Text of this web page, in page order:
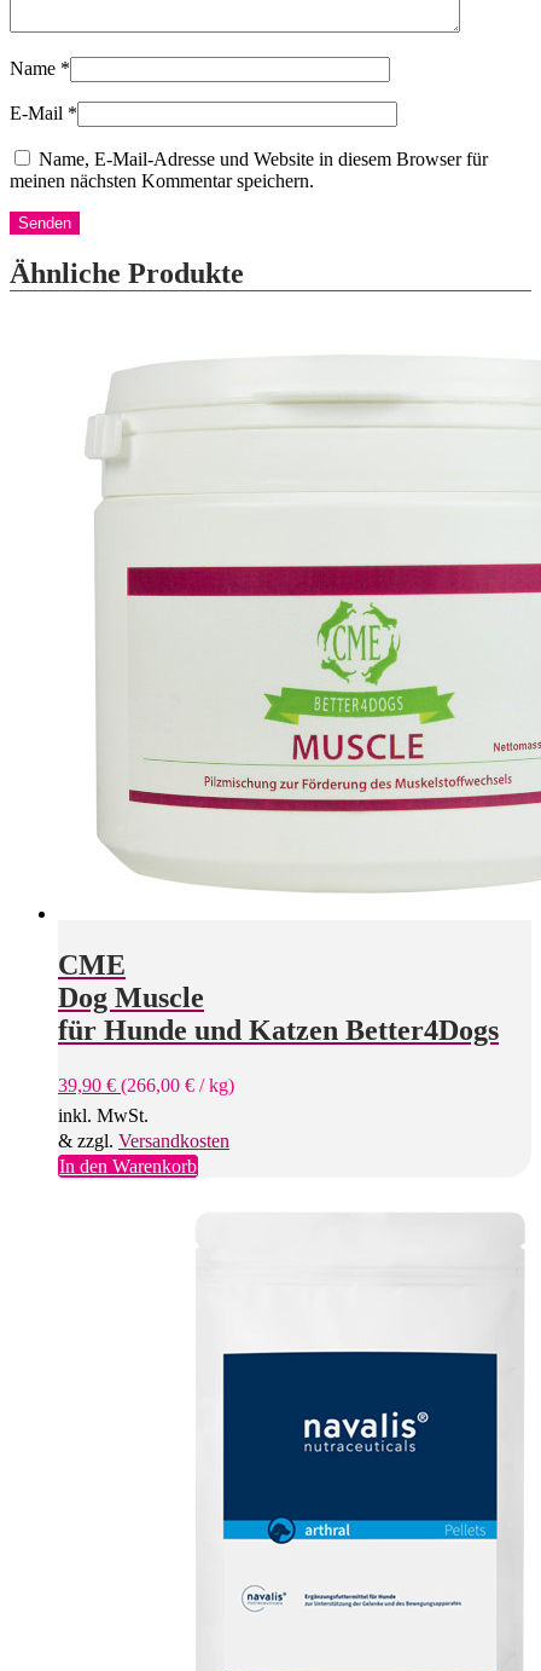
Name *
E-Mail *
Name, E-Mail-Adresse und Website in diesem Browser für
meinen nächsten Kommentar speichern.
Ähnliche Produkte
CME
Dog Muscle
für Hunde und Katzen Better4Dogs
39,90 € (266,00 € /kg)
inkl. MwSt.
& zzgl. Versandkosten
In den Warenkorb